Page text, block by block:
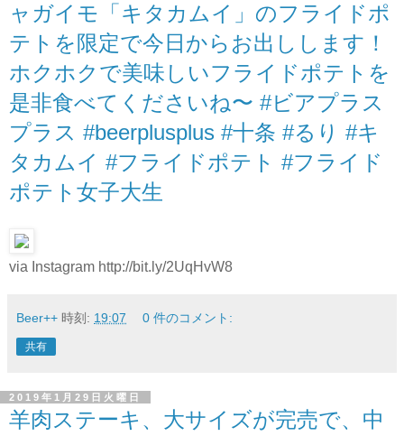
ャガイモ「キタカムイ」のフライドポ
テトを限定で今日からお出しします！
ホクホクで美味しいフライドポテトを
是非食べてくださいね〜 #ビアプラス
プラス #beerplusplus #十条 #るり #キ
タカムイ #フライドポテト #フライド
ポテト女子大生
via Instagram http://bit.ly/2UqHvW8
Beer++ 時刻: 19:07 0 件のコメント:
共有
2019年1月29日火曜日
羊肉ステーキ、大サイズが完売で、中